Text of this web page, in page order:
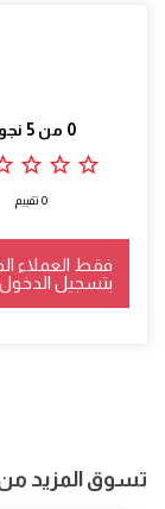
0 من 5 نجوم
star_outline
star_outline
star_outline
0 تقييم
فقط العملاء
بتسجيل
تسوق المزيد من